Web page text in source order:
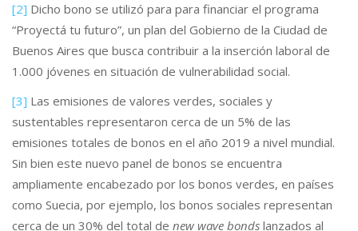
[2] Dicho bono se utilizó para para financiar el programa
“Proyectá tu futuro”, un plan del Gobierno de la Ciudad de
Buenos Aires que busca contribuir a la inserción laboral de
1.000 jóvenes en situación de vulnerabilidad social.
[3] Las emisiones de valores verdes, sociales y
sustentables representaron cerca de un 5% de las
emisiones totales de bonos en el año 2019 a nivel mundial.
Sin bien este nuevo panel de bonos se encuentra
ampliamente encabezado por los bonos verdes, en países
como Suecia, por ejemplo, los bonos sociales representan
cerca de un 30% del total de new wave bonds lanzados al